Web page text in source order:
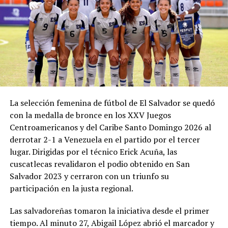
hormonal por un déficit de crecimiento, Jorge buscó
soluciones en Argentina sin éxito. Empujó entonces la
opción europea: logró que el Barcelona fichara a un
juvenil extranjero de 13 años, le financiara el
tratamiento, le ofreciera techo, trabajo a la familia y
derechos de imagen. Él mismo se quedó solo con su hijo
en Barcelona cuando el resto de la familia regresó a
determinantes de la historia del jugador.
“Mi viejo estuvo siempre al lado mío. Vivimos muchas
cosas feas… Él me preguntó qué querés hacer, ¿querés
seguir o nos volvemos? Yo quise seguir y él se quedó
conmigo”, recordó Lionel años después. Esa decisión de
padre y consejero sentó las bases de una carrera que
cambiaría el fútbol. Jorge se convirtió en su
contratos, patrocinios y decisiones clave sin casi nunca
aparecer en los medios.
La selección femenina de fútbol de El Salvador se quedó
con la medalla de bronce en los XXV Juegos
Centroamericanos y del Caribe Santo Domingo 2026 al
derrotar 2-1 a Venezuela en el partido por el tercer
lugar. Dirigidas por el técnico Erick Acuña, las
cuscatlecas revalidaron el podio obtenido en San
Salvador 2023 y cerraron con un triunfo su
participación en la justa regional.
Las salvadoreñas tomaron la iniciativa desde el primer
tiempo. Al minuto 27, Abigail López abrió el marcador y